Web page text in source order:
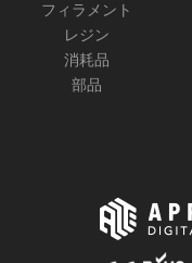
フィラメント
レジン
消耗品
部品